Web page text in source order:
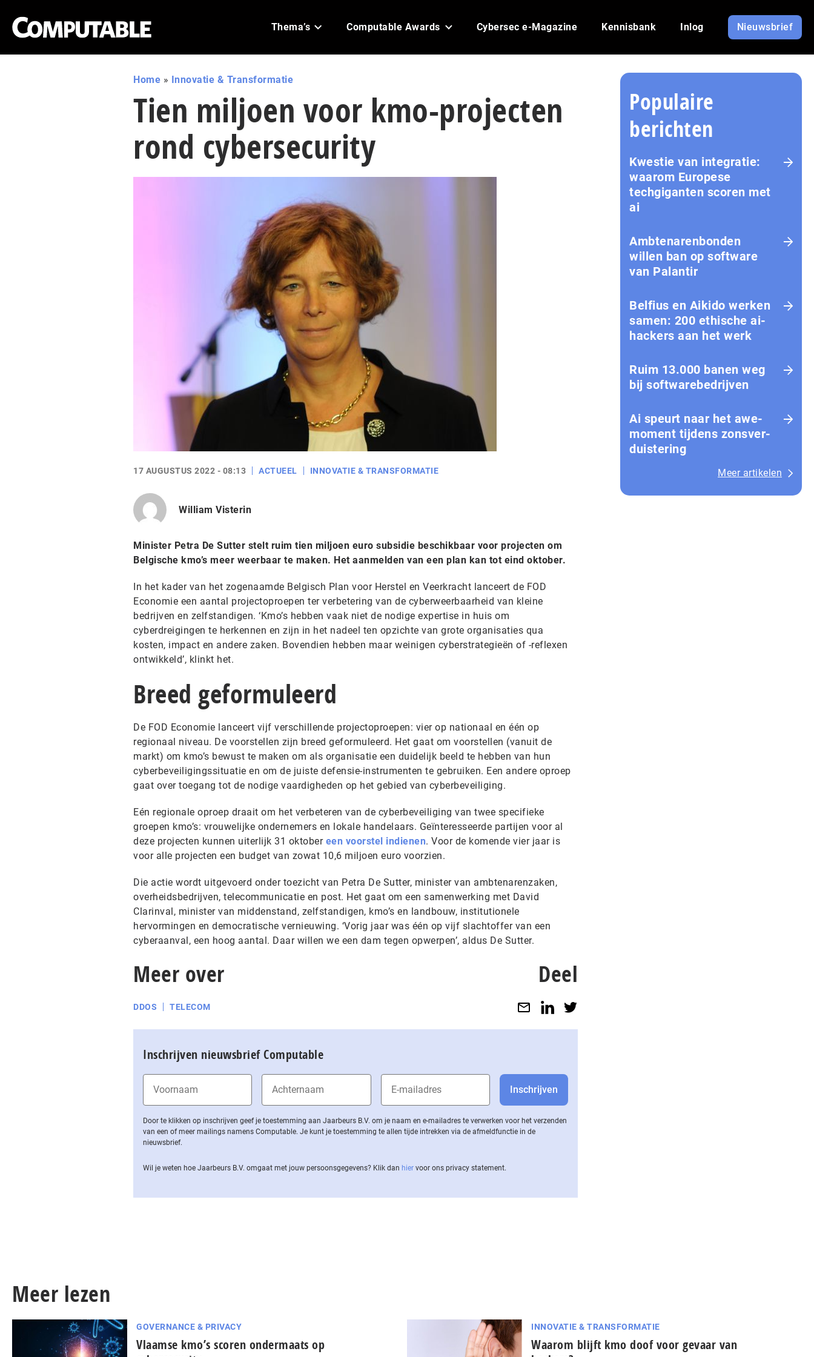
Thema’s Computable Awards Cybersec e-Magazine Kennisbank Inlog Nieuwsbrief
Home » Innovatie & Transformatie
Tien miljoen voor kmo-projecten
rond cybersecurity
17 AUGUSTUS 2022 - 08:13 ACTUEEL INNOVATIE & TRANSFORMATIE
William Visterin
Minister Petra De Sutter stelt ruim tien miljoen euro subsidie beschikbaar voor projecten om
Belgische kmo’s meer weerbaar te maken. Het aanmelden van een plan kan tot eind oktober.
In het kader van het zogenaamde Belgisch Plan voor Herstel en Veerkracht lanceert de FOD
Economie een aantal projectoproepen ter verbetering van de cyberweerbaarheid van kleine
bedrijven en zelfstandigen. ‘Kmo’s hebben vaak niet de nodige expertise in huis om
cyberdreigingen te herkennen en zijn in het nadeel ten opzichte van grote organisaties qua
kosten, impact en andere zaken. Bovendien hebben maar weinigen cyberstrategieën of -reflexen
ontwikkeld’, klinkt het.
Breed geformuleerd
De FOD Economie lanceert vijf verschillende projectoproepen: vier op nationaal en één op
regionaal niveau. De voorstellen zijn breed geformuleerd. Het gaat om voorstellen (vanuit de
markt) om kmo’s bewust te maken om als organisatie een duidelijk beeld te hebben van hun
cyberbeveiligingssituatie en om de juiste defensie-instrumenten te gebruiken. Een andere oproep
gaat over toegang tot de nodige vaardigheden op het gebied van cyberbeveiliging.
Eén regionale oproep draait om het verbeteren van de cyberbeveiliging van twee specifieke
groepen kmo’s: vrouwelijke ondernemers en lokale handelaars. Geïnteresseerde partijen voor al
deze projecten kunnen uiterlijk 31 oktober een voorstel indienen. Voor de komende vier jaar is
voor alle projecten een budget van zowat 10,6 miljoen euro voorzien.
Die actie wordt uitgevoerd onder toezicht van Petra De Sutter, minister van ambtenarenzaken,
overheidsbedrijven, telecommunicatie en post. Het gaat om een samenwerking met David
Clarinval, minister van middenstand, zelfstandigen, kmo’s en landbouw, institutionele
hervormingen en democratische vernieuwing. ‘Vorig jaar was één op vijf slachtoffer van een
cyberaanval, een hoog aantal. Daar willen we een dam tegen opwerpen’, aldus De Sutter.
Meer over
DDOS TELECOM
Deel
Inschrijven nieuwsbrief Computable
Door te klikken op inschrijven geef je toestemming aan Jaarbeurs B.V. om je naam en e-mailadres te verwerken voor het verzenden
van een of meer mailings namens Computable. Je kunt je toestemming te allen tijde intrekken via de af­meld­func­tie in de
nieuwsbrief.
Wil je weten hoe Jaarbeurs B.V. omgaat met jouw per­soons­ge­ge­vens? Klik dan hier voor ons privacy statement.
Populaire
berichten
Kwestie van integratie:
waarom Europese
techgiganten scoren met
ai
Amb­te­na­ren­bon­den
willen ban op software
van Palantir
Belfius en Aikido werken
samen: 200 ethische ai-
hackers aan het werk
Ruim 13.000 banen weg
bij softwarebedrijven
Ai speurt naar het awe-
moment tijdens zons­ver­
duis­te­ring
Meer artikelen
Meer lezen
GOVERNANCE & PRIVACY
Vlaamse kmo’s scoren ondermaats op
INNOVATIE & TRANSFORMATIE
Waarom blijft kmo doof voor gevaar van